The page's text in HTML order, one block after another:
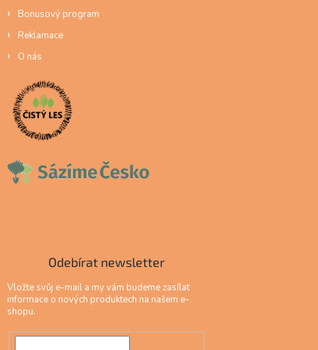
Bonusový program
Reklamace
O nás
Odebírat newsletter
Vložte svůj e-mail a my vám budeme zasílat
informace o nových produktech na našem e-
shopu.